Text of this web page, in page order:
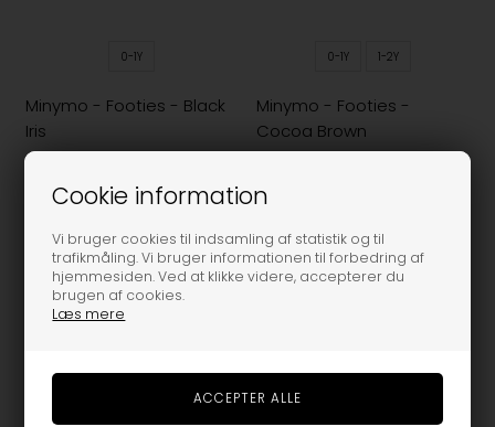
Cookie information
Vi bruger cookies til indsamling af statistik og til
trafikmåling. Vi bruger informationen til forbedring af
hjemmesiden. Ved at klikke videre, accepterer du
brugen af cookies.
Læs mere
0-1Y
Minymo - Footies - Black
Iris
179,95
0-1Y 1-2Y
Minymo - Footies -
Cocoa Brown